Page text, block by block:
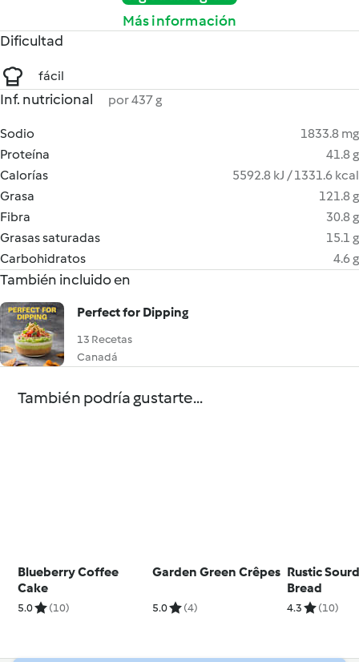
Más información
Dificultad
fácil
Inf. nutricional por 437 g
Sodio
1833.8 mg
Proteína
41.8 g
Calorías
5592.8 kJ / 1331.6 kcal
Grasa
121.8 g
Fibra
30.8 g
Grasas saturadas
15.1 g
Carbohidratos
4.6 g
También incluido en
Perfect for Dipping
13 Recetas
Canadá
También podría gustarte...
Blueberry Coffee
Cake
5.0 (10)
Garden Green Crêpes
5.0 (4)
Rustic
Bread
4.3 (10)